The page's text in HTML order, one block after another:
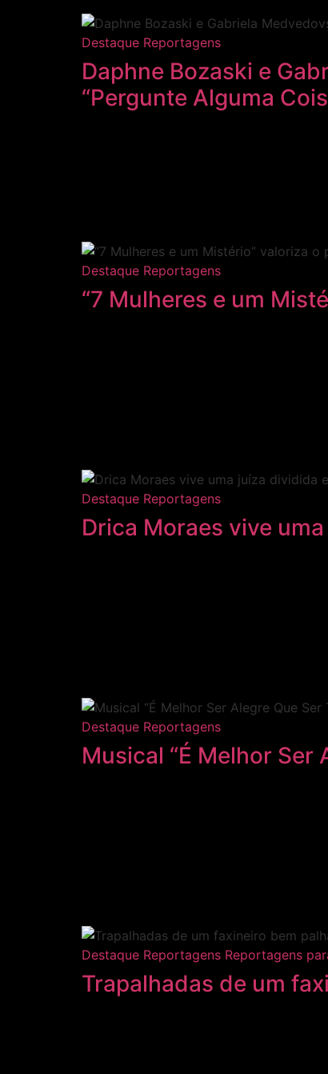
Destaque Reportagens
Daphne Bozaski e
“Pergunte Alguma
Destaque Reportagens
“7 Mulheres e um
Destaque Reportagens
Drica Moraes vive
Destaque Reportagens
Musical “É Melhor Ser
Destaque Reportagens Reportagens
Trapalhadas de um